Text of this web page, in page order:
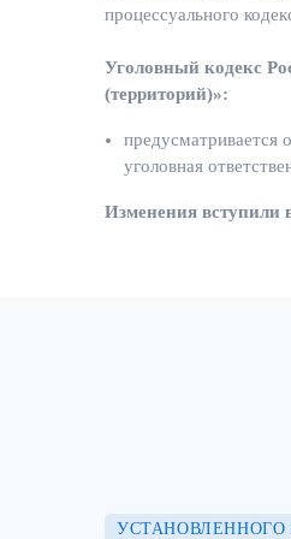
процессуального
Уголовный кодекс
(территорий)»:
предусматривается
уголовная
Изменения вступили
УСТАНОВЛЕННОГО